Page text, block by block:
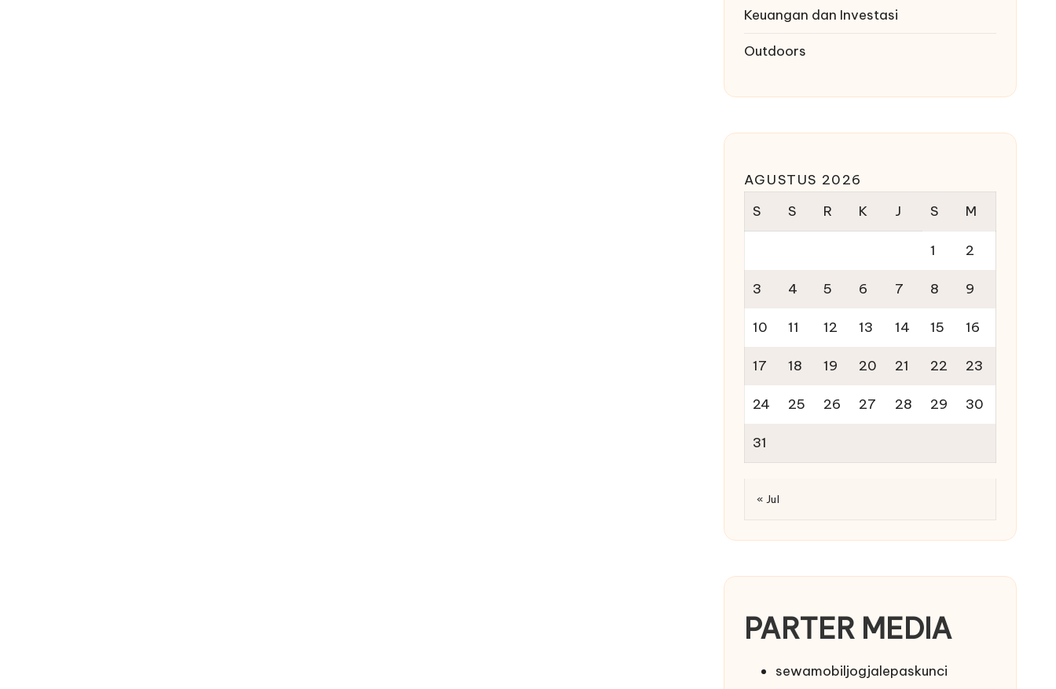
Keuangan dan Investasi
Outdoors
AGUSTUS 2026
S
S R K J S M
1 2
3 4 5 6 7 8 9
10 11 12 13 14 15 16
17 18 19 20 21 22 23
24 25 26 27 28 29 30
31
« Jul
PARTER MEDIA
sewamobiljogjalepaskunci